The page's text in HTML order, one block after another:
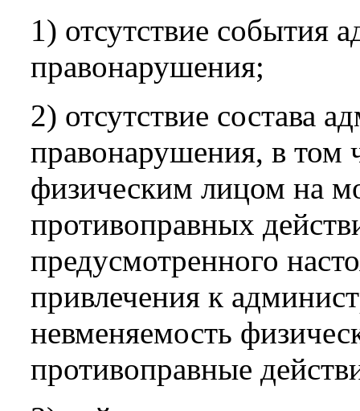
1) отсутствие события
правонарушения;
2) отсутствие состава
правонарушения, в том
физическим лицом на
противоправных
предусмотренного
привлечения к
невменяемость
противоправные